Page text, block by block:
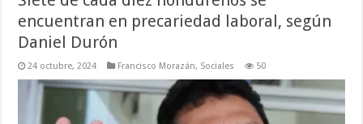
encuentran en precariedad laboral, según
Daniel Durón
24 octubre, 2024 Francisco Morazán, Sociales 50